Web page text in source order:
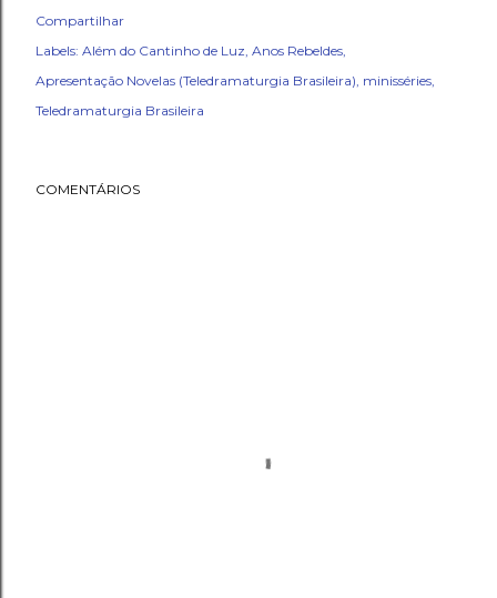
Compartilhar
Labels: Além do Cantinho de Luz Anos Rebeldes
Apresentação Novelas (Teledramaturgia Brasileira) minisséries
Teledramaturgia Brasileira
COMENTÁRIOS